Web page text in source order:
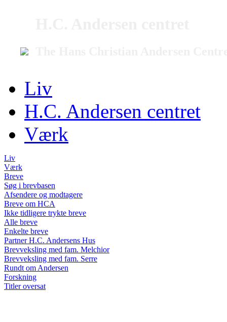
Liv
H.C. Andersen centret
Værk
Liv
Værk
Breve
Søg i brevbasen
Afsendere og modtagere
Breve om HCA
Ikke tidligere trykte breve
Alle breve
Enkelte breve
Partner H.C. Andersens Hus
Brevveksling med fam. Melchior
Brevveksling med fam. Serre
Rundt om Andersen
Forskning
Titler oversat